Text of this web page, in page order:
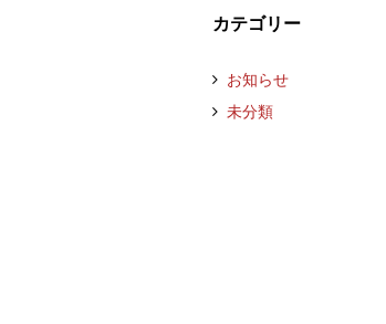
カテゴリー
お知らせ
未分類